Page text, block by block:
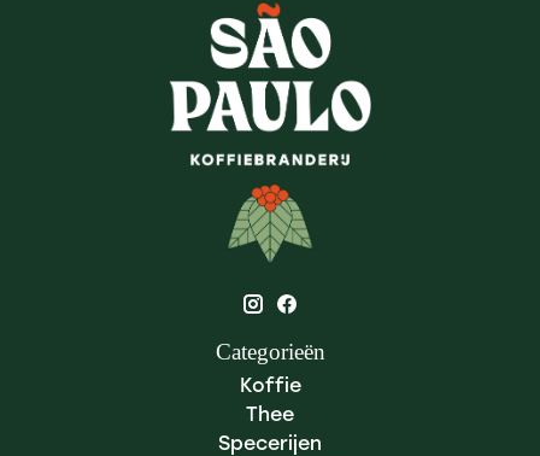
Categorieën
Koffie
Thee
Specerijen